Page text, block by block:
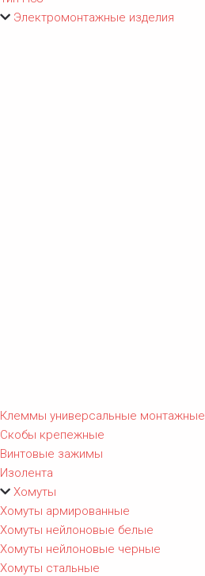
Электромонтажные изделия
Клеммы универсальные монтажные
Скобы крепежные
Винтовые зажимы
Изолента
Хомуты
Хомуты армированные
Хомуты нейлоновые белые
Хомуты нейлоновые черные
Хомуты стальные